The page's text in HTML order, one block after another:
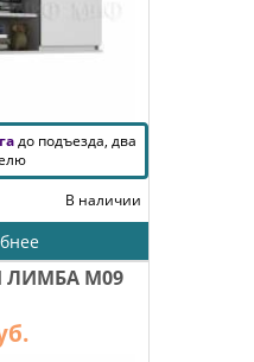
до подъезда, два
В наличии
М09